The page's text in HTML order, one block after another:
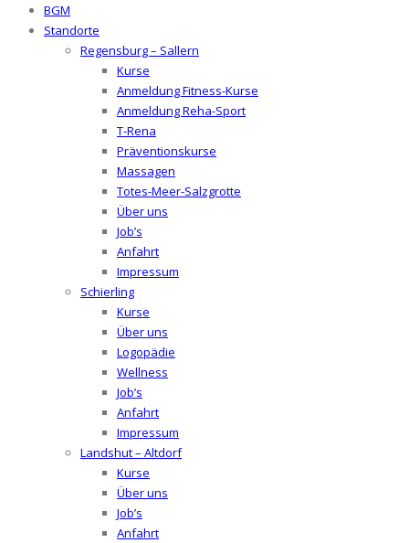
BGM
Standorte
Regensburg – Sallern
Kurse
Anmeldung Fitness-Kurse
Anmeldung Reha-Sport
T-Rena
Präventionskurse
Massagen
Totes-Meer-Salzgrotte
Über uns
Job’s
Anfahrt
Impressum
Schierling
Kurse
Über uns
Logopädie
Wellness
Job’s
Anfahrt
Impressum
Landshut – Altdorf
Kurse
Über uns
Job’s
Anfahrt